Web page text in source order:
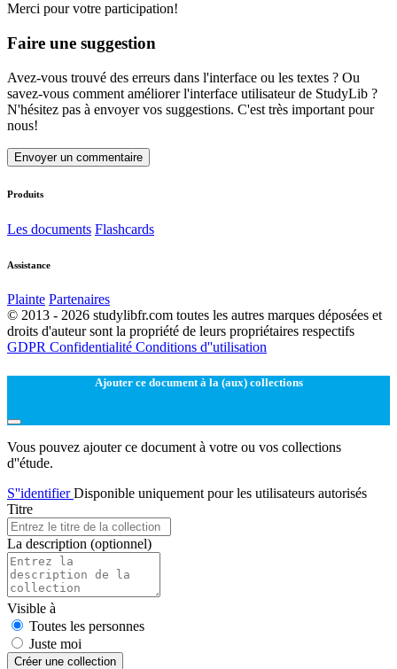
Merci pour votre participation!
Faire une suggestion
Avez-vous trouvé des erreurs dans l'interface ou les textes ? Ou
savez-vous comment améliorer l'interface utilisateur de StudyLib ?
N'hésitez pas à envoyer vos suggestions. C'est très important pour
nous!
Envoyer un commentaire
Produits
Les documents Flashcards
Assistance
Plainte Partenaires
© 2013 - 2026 studylibfr.com toutes les autres marques déposées et
droits d'auteur sont la propriété de leurs propriétaires respectifs
GDPR Confidentialité Conditions d''utilisation
Ajouter ce document à la (aux) collections
Vous pouvez ajouter ce document à votre ou vos collections
d''étude.
S''identifierDisponible uniquement pour les utilisateurs autorisés
Titre
La description (optionnel)
Visible à
Toutes les personnes
Juste moi
Créer une collection